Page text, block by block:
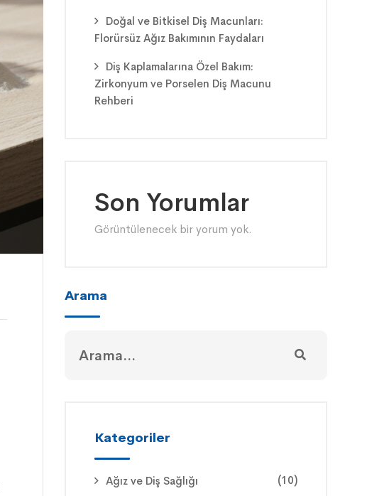
Doğal ve Bitkisel Diş Macunları:
Florürsüz Ağız Bakımının Faydaları
Diş Kaplamalarına Özel Bakım:
Zirkonyum ve Porselen Diş Macunu
Rehberi
Son Yorumlar
Görüntülenecek bir yorum yok.
Arama
Kategoriler
Ağız ve Diş Sağlığı (10)